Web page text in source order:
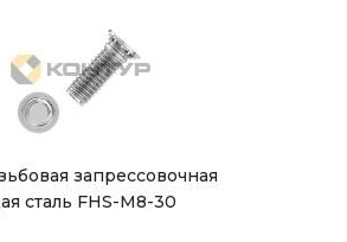
запрессовочная
сталь FHS-M8-30